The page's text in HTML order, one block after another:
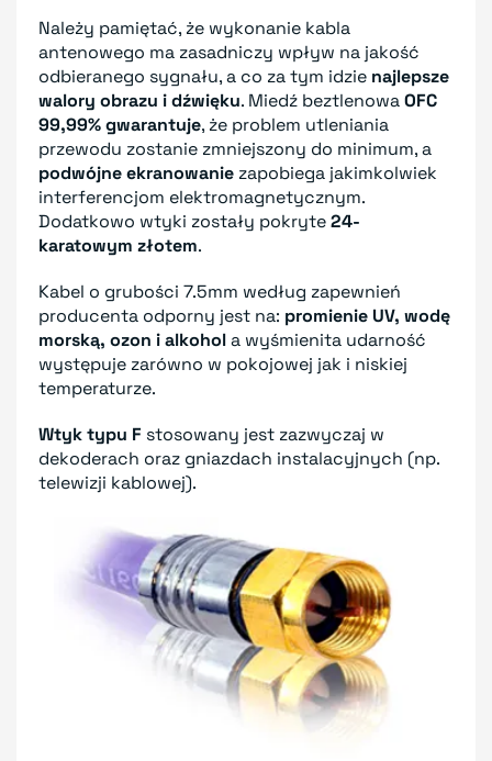
Należy pamiętać, że wykonanie kabla
antenowego ma zasadniczy wpływ na jakość
odbieranego sygnału, a co za tym idzie najlepsze
walory obrazu i dźwięku. Miedź beztlenowaOFC
99,99% gwarantuje, że problem utleniania
przewodu zostanie zmniejszony do minimum, a
podwójne ekranowanie zapobiega jakimkolwiek
interferencjom elektromagnetycznym.
Dodatkowo wtyki zostały pokryte24-
karatowym złotem.
Kabel o grubości 7.5mm według zapewnień
producenta odporny jest na: promienie UV, wodę
morską, ozon i alkohola wyśmienita udarność
występuje zarówno w pokojowej jak i niskiej
temperaturze.
Wtyk typu F stosowany jest zazwyczaj w
dekoderach oraz gniazdach instalacyjnych (np.
telewizji kablowej).